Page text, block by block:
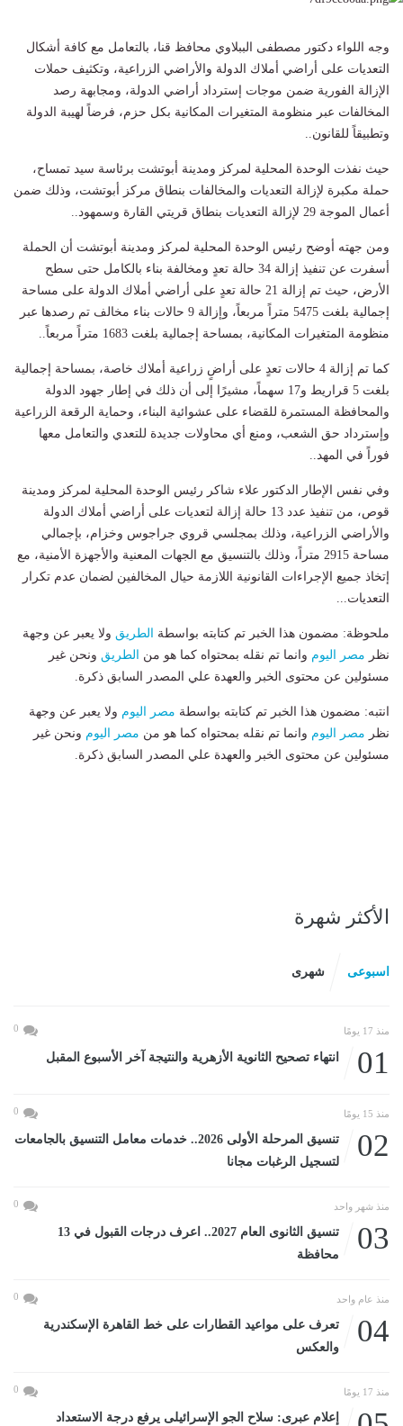
وجه اللواء دكتور مصطفى الببلاوي محافظ قنا، بالتعامل مع كافة أشكال
التعديات على أراضي أملاك الدولة والأراضي الزراعية، وتكثيف حملات
الإزالة الفورية ضمن موجات إسترداد أراضي الدولة، ومجابهة رصد
المخالفات عبر منظومة المتغيرات المكانية بكل حزم، فرضاً لهيبة الدولة
وتطبيقاً للقانون..
حيث نفذت الوحدة المحلية لمركز ومدينة أبوتشت برئاسة سيد تمساح،
حملة مكبرة لإزالة التعديات والمخالفات بنطاق مركز أبوتشت، وذلك ضمن
أعمال الموجة 29 لإزالة التعديات بنطاق قريتي القارة وسمهود..
ومن جهته أوضح رئيس الوحدة المحلية لمركز ومدينة أبوتشت أن الحملة
أسفرت عن تنفيذ إزالة 34 حالة تعدٍ ومخالفة بناء بالكامل حتى سطح
الأرض، حيث تم إزالة 21 حالة تعدٍ على أراضي أملاك الدولة على مساحة
إجمالية بلغت 5475 متراً مربعاً، وإزالة 9 حالات بناء مخالف تم رصدها عبر
منظومة المتغيرات المكانية، بمساحة إجمالية بلغت 1683 متراً مربعاً..
كما تم إزالة 4 حالات تعدٍ على أراضٍ زراعية أملاك خاصة، بمساحة إجمالية
بلغت 5 قراريط و17 سهماً، مشيرًا إلى أن ذلك في إطار جهود الدولة
والمحافظة المستمرة للقضاء على عشوائية البناء، وحماية الرقعة الزراعية
وإسترداد حق الشعب، ومنع أي محاولات جديدة للتعدي والتعامل معها
فوراً في المهد..
وفي نفس الإطار الدكتور علاء شاكر رئيس الوحدة المحلية لمركز ومدينة
قوص، من تنفيذ عدد 13 حالة إزالة لتعديات على أراضي أملاك الدولة
والأراضي الزراعية، وذلك بمجلسي قروي جراجوس وخزام، بإجمالي
مساحة 2915 متراً، وذلك بالتنسيق مع الجهات المعنية والأجهزة الأمنية، مع
إتخاذ جميع الإجراءات القانونية اللازمة حيال المخالفين لضمان عدم تكرار
التعديات...
ملحوظة: مضمون هذا الخبر تم كتابته بواسطة الطريق ولا يعبر عن وجهة
نظر مصر اليوم وانما تم نقله بمحتواه كما هو من الطريق ونحن غير
مسئولين عن محتوى الخبر والعهدة علي المصدر السابق ذكرة.
انتبه: مضمون هذا الخبر تم كتابته بواسطة مصر اليوم ولا يعبر عن وجهة
نظر مصر اليوم وانما تم نقله بمحتواه كما هو من مصر اليوم ونحن غير
مسئولين عن محتوى الخبر والعهدة علي المصدر السابق ذكرة.
الأكثر شهرة
اسبوعى شهرى
منذ 17 يومًا 0
01 انتهاء تصحيح الثانوية الأزهرية والنتيجة آخر الأسبوع المقبل
منذ 15 يومًا 0
02
تنسيق المرحلة الأولى 2026.. خدمات معامل التنسيق بالجامعات
لتسجيل الرغبات مجانا
منذ شهر واحد 0
03
تنسيق الثانوى العام 2027.. اعرف درجات القبول في 13
محافظة
منذ عام واحد 0
04
تعرف على مواعيد القطارات على خط القاهرة الإسكندرية
والعكس
منذ 17 يومًا 0
إعلام عبرى: سلاح الجو الإسرائيلى يرفع درجة الاستعداد